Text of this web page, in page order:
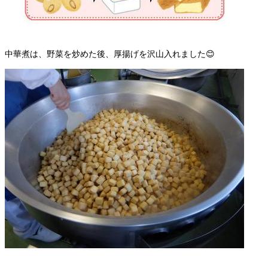
中華煮は、野菜を炒めた後、厚揚げを沢山入れました😊